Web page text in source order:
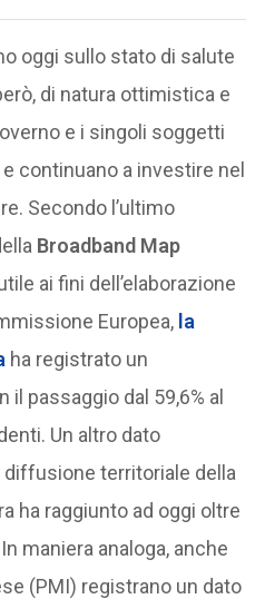
oggi sullo stato di salute
di natura ottimistica e
e i singoli soggetti
continuano a investire nel
Secondo l’ultimo
Broadband Map
ai fini dell’elaborazione
Europea, la
ha registrato un
passaggio dal 59,6% al
Un altro dato
diffusione territoriale della
ha raggiunto ad oggi oltre
maniera analoga, anche
(PMI) registrano un dato